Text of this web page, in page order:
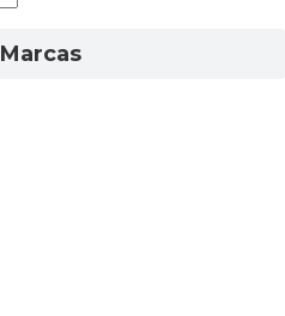
Marcas